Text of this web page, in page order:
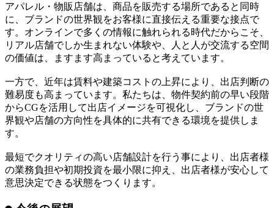
設計事務所でリテールストアの空間デザインに従事した後、
東証プライム上場のアパレル企業にて、日本国内に加え、中
国、香港、韓国、米国の内装設計およびプロジェクトマネジ
メントに携わる。2026年よりユニオンテックに参画し、
「Fashion & Retail store design事業部」を設立。
コメント
アパレル・物販店舗は、商品を販売する場所であると同時
に、ブランドの世界観をお客様に直接伝える重要な接点で
す。オンラインで多くの情報に触れられる時代だからこそ、
リアル店舗でしか生まれない体験や、人と人が交流する空間
の価値は、ますます高まっていると考えています。
一方で、近年は賃料や建築コストの上昇により、出店判断の
難易度も高まっています。私たちは、物件契約前の早い段階